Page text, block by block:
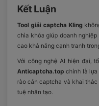
Kết Luận
Tool giải captcha Kling
chìa khóa giúp doanh
cao khả năng cạnh tranh
Với công nghệ AI hiện đại,
Anticaptcha.top chính là lựa
rào cản captcha và khai
tuệ nhân tạo.